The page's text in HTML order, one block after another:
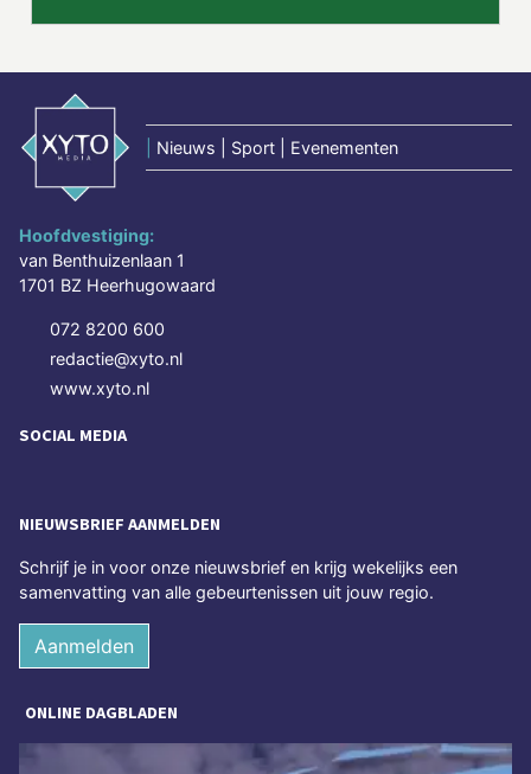
Nieuws | Sport | Evenementen
Hoofdvestiging:
van Benthuizenlaan 1
1701 BZ Heerhugowaard
072 8200 600
redactie@xyto.nl
www.xyto.nl
SOCIAL MEDIA
NIEUWSBRIEF AANMELDEN
Schrijf je in voor onze nieuwsbrief en krijg wekelijks een
samenvatting van alle gebeurtenissen uit jouw regio.
Aanmelden
ONLINE DAGBLADEN